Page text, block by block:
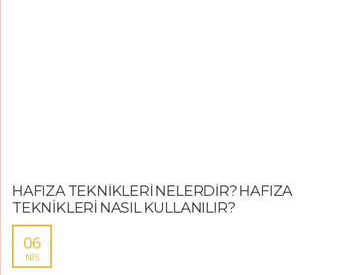
HAFIZA TEKNİKLERİ NELERDİR? HAFIZA
TEKNİKLERİ NASIL KULLANILIR?
06
NIS